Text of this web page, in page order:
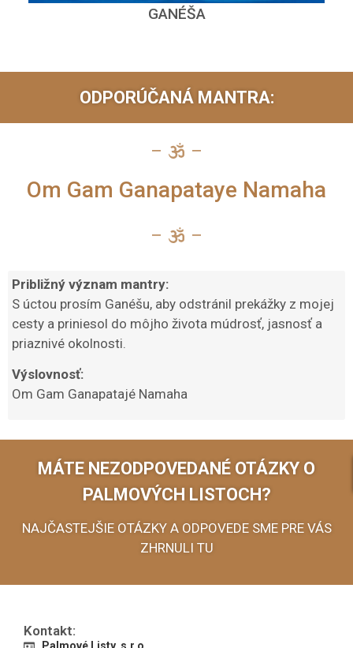
GANÉŠA
ODPORÚČANÁ MANTRA:
Om Gam Ganapataye Namaha
Približný význam mantry:
S úctou prosím Ganéšu, aby odstránil prekážky z mojej
cesty a priniesol do môjho života múdrosť, jasnosť a
priaznivé okolnosti.
Výslovnosť:
Om Gam Ganapatajé Namaha
MÁTE NEZODPOVEDANÉ OTÁZKY O
PALMOVÝCH LISTOCH?
NAJČASTEJŠIE OTÁZKY A ODPOVEDE SME PRE VÁS
ZHRNULI TU
Kontakt: